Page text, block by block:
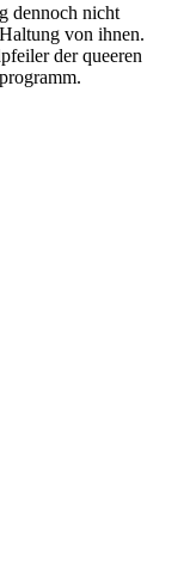
dennoch nicht
von ihnen.
der queeren